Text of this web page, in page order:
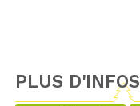
PLUS D'INFOS